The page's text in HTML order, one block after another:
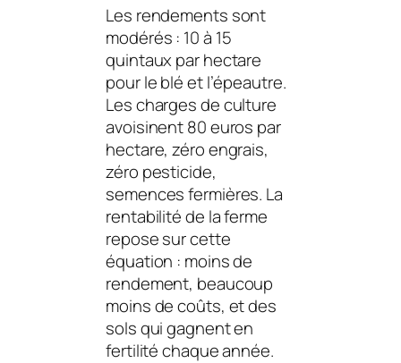
Les rendements sont
modérés : 10 à 15
quintaux par hectare
pour le blé et l’épeautre.
Les charges de culture
avoisinent 80 euros par
hectare, zéro engrais,
zéro pesticide,
semences fermières. La
rentabilité de la ferme
repose sur cette
équation : moins de
rendement, beaucoup
moins de coûts, et des
sols qui gagnent en
fertilité chaque année.